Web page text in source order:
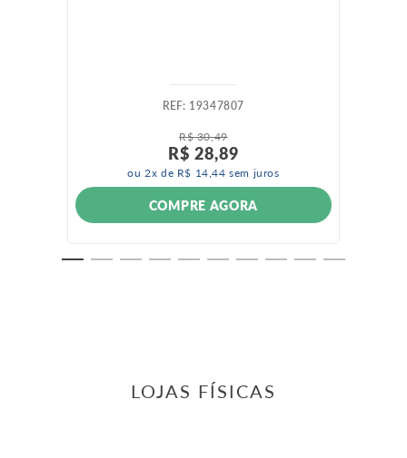
: 19347807
R$ 30,49
R$ 28,89
ou2x de R$ 14,44 sem juros
COMPRE AGORA
LOJAS FÍSICAS